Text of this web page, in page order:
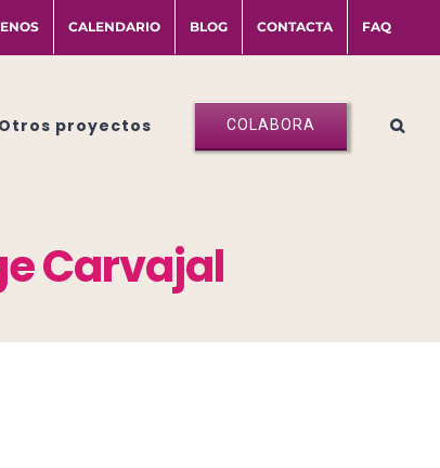
CALENDARIO BLOG CONTACTA FAQ
Otros proyectos COLABORA
Carvajal